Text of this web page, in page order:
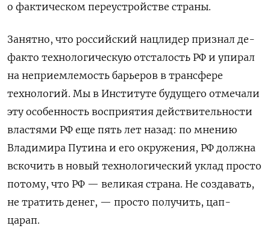
о фактическом переустройстве страны.
Занятно, что российский нацлидер признал де-
факто технологическую отсталость РФ и упирал
на неприемлемость барьеров в трансфере
технологий. Мы в Институте будущего отмечали
эту особенность восприятия действительности
властями РФ еще пять лет назад: по мнению
Владимира Путина и его окружения, РФ должна
вскочить в новый технологический уклад просто
потому, что РФ — великая страна. Не создавать,
не тратить денег, — просто получить, цап-
царап.